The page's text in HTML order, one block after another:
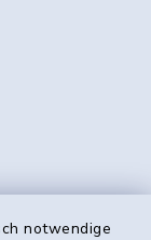
notwendige